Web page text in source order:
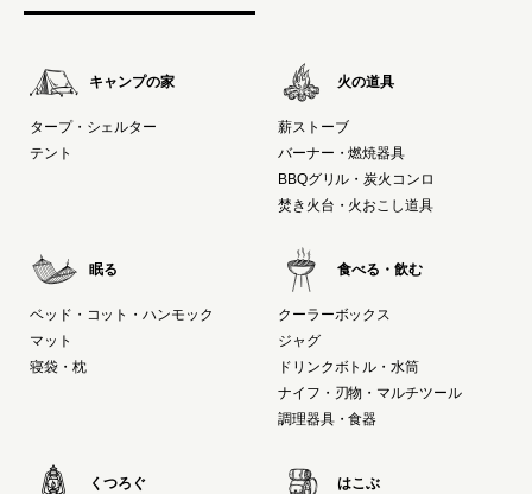
キャンプの家
タープ・シェルター
テント
火の道具
薪ストーブ
バーナー・燃焼器具
BBQグリル・炭火コンロ
焚き火台・火おこし道具
眠る
ベッド・コット・ハンモック
マット
寝袋・枕
食べる・飲む
クーラーボックス
ジャグ
ドリンクボトル・水筒
ナイフ・刃物・マルチツール
調理器具・食器
くつろぐ はこぶ